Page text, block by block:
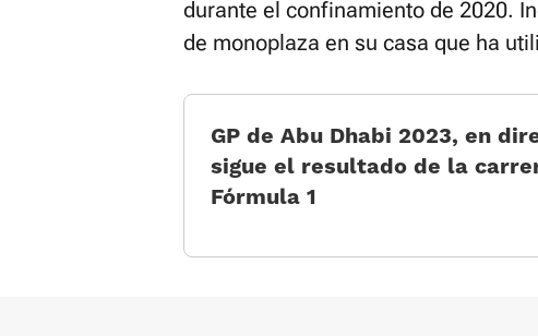
durante el confinamiento de 2020.
de monoplaza en su casa que ha
GP de Abu Dhabi 2023, en
sigue el resultado de la
Fórmula 1